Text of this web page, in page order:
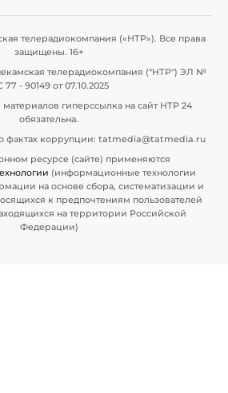
телерадиокомпания («НТР»). Все права
защищены. 16+
телерадиокомпания ("НТР") ЭЛ №
77 - 90149 от 07.10.2025
гиперссылка на сайт НТР 24
обязательна.
фактах коррупции: tatmedia@tatmedia.ru
ресурсе (сайте) применяются
(информационные технологии
на основе сбора, систематизации и
к предпочтениям пользователей
на территории Российской
Федерации)